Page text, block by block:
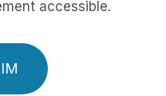
accessible.